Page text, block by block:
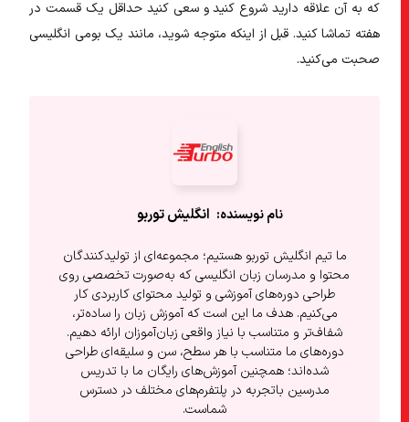
که به آن علاقه دارید شروع کنید و سعی کنید حداقل یک قسمت در
هفته تماشا کنید. قبل از اینکه متوجه شوید، مانند یک بومی انگلیسی
صحبت می‌کنید.
انگلیش‌ توربو
ما تیم انگلیش توربو هستیم؛ مجموعه‌ای از تولیدکنندگان
محتوا و مدرسان زبان انگلیسی که به‌صورت تخصصی روی
طراحی دوره‌های آموزشی و تولید محتوای کاربردی کار
می‌کنیم. هدف ما این است که آموزش زبان را ساده‌تر،
شفاف‌تر و متناسب با نیاز واقعی زبان‌آموزان ارائه دهیم.
دوره‌های ما متناسب با هر سطح، سن و سلیقه‌ای طراحی
شده‌اند؛ همچنین آموزش‌های رایگان ما با تدریس
مدرسین باتجربه در پلتفرم‌های مختلف در دسترس
شماست.